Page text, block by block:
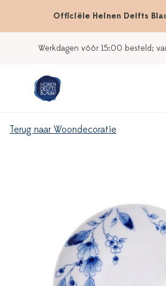
Officiële Heinen Delfts
vóór 15:00 besteld; vandaag
Terug naar Woondecoratie